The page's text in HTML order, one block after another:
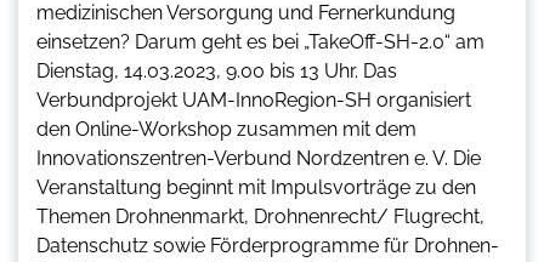
medizinischen Versorgung und Fernerkundung
einsetzen? Darum geht es bei „TakeOff-SH-2.0“ am
Dienstag, 14.03.2023, 9.00 bis 13 Uhr. Das
Verbundprojekt UAM-InnoRegion-SH organisiert
den Online-Workshop zusammen mit dem
Innovationszentren-Verbund Nordzentren e. V. Die
Veranstaltung beginnt mit Impulsvorträge zu den
Themen Drohnenmarkt, Drohnenrecht/ Flugrecht,
Datenschutz sowie Förderprogramme für Drohnen-